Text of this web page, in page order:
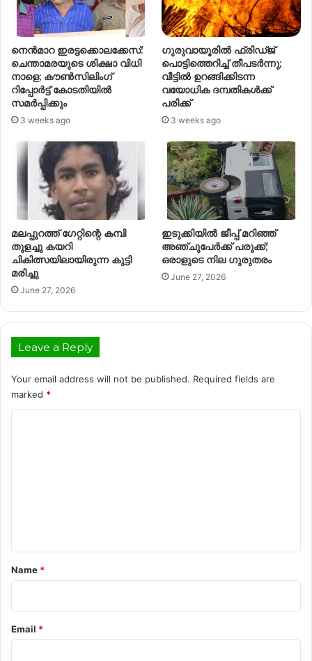
നെന്‍മാറ ഇരട്ടക്കൊലക്കേസ്:
ചെന്താമരയുടെ ശിക്ഷാ വിധി
നാളെ; കൗണ്‍സിലിംഗ്
റിപ്പോര്‍ട്ട് കോടതിയില്‍
സമര്‍പ്പിക്കും
3 weeks ago
ഗുരുവായൂരിൽ ഫ്രിഡ്ജ്
പൊട്ടിത്തെറിച്ച് തീപടർന്നു;
വീട്ടിൽ ഉറങ്ങിക്കിടന്ന
വയോധിക ദമ്പതികൾക്ക്
പരിക്ക്
3 weeks ago
മലപ്പുറത്ത് ഗേറ്റിന്റെ കമ്പി
തുളച്ചു കയറി
ചികിത്സയിലായിരുന്ന കുട്ടി
മരിച്ചു
June 27, 2026
ഇടുക്കിയില്‍ ജീപ്പ് മറിഞ്ഞ്
അഞ്ചുപേര്‍ക്ക് പരുക്ക്;
ഒരാളുടെ നില ഗുരുതരം
June 27, 2026
Leave a Reply
Your email address will not be published. Required fields are
marked *
*
Name *
Email *